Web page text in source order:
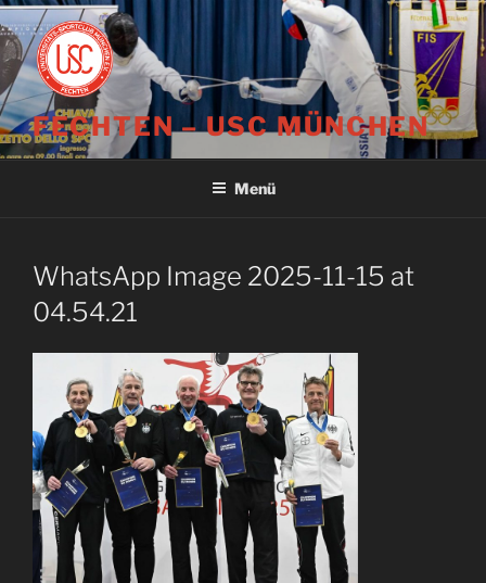
Zum
Inhalt
springen
FECHTEN – USC MÜNCHEN
Menü
WhatsApp Image 2025-11-15 at
04.54.21